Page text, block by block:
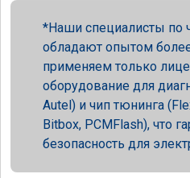
Наши специалисты по
обладают опытом
применяем только
оборудование для
Autel) и чип тюнинга
Bitbox, PCMFlash), что
безопасность для